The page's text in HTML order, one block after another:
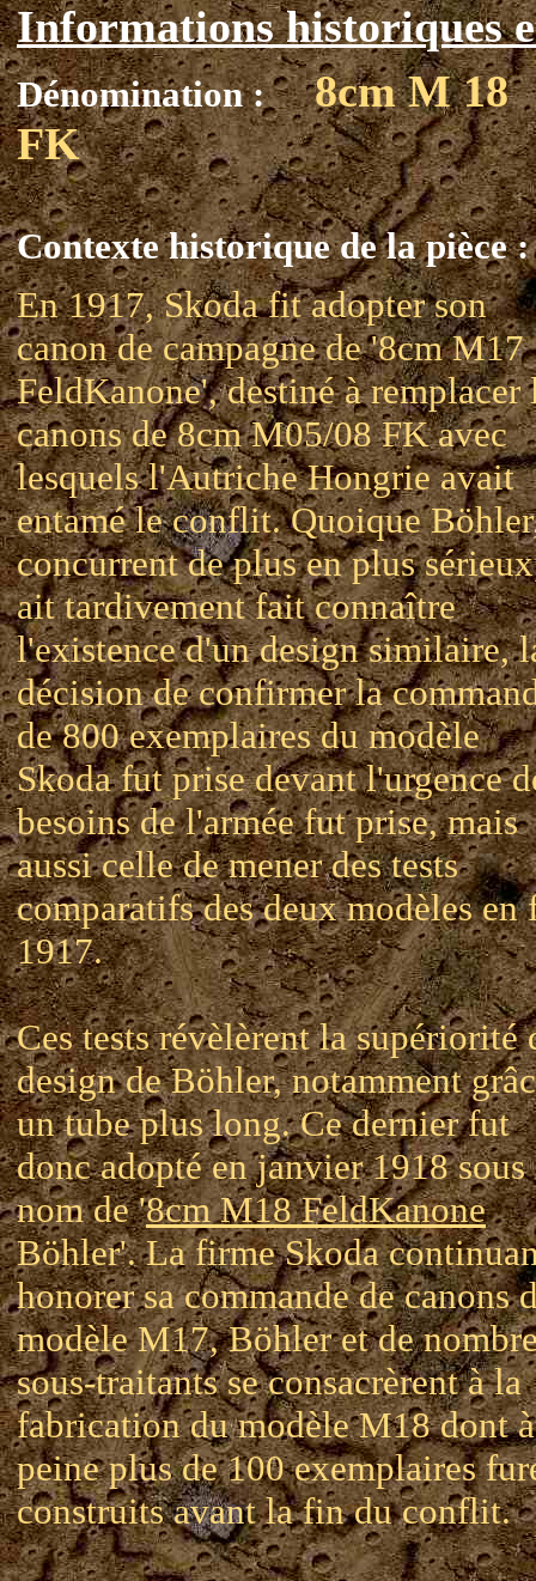
Informations historiques
Dénomination :
8cm M 18
FK
Contexte historique de la pièce :
En 1917, Skoda fit adopter son
canon de campagne de '8cm M17
FeldKanone', destiné à remplacer
canons de 8cm M05/08 FK avec
lesquels l'Autriche Hongrie avait
entamé le conflit. Quoique
concurrent de plus en plus
ait tardivement fait connaître
l'existence d'un design similaire,
décision de confirmer la
de 800 exemplaires du modèle
Skoda fut prise devant l'urgence
besoins de l'armée fut prise, mais
aussi celle de mener des tests
comparatifs des deux modèles en
1917.
Ces tests révèlèrent la supériorité
design de Böhler, notamment
un tube plus long. Ce dernier fut
donc adopté en janvier 1918 sous
nom de '8cm M18 FeldKanone
Böhler'. La firme Skoda
honorer sa commande de canons
modèle M17, Böhler et de
sous-traitants se consacrèrent à la
fabrication du modèle M18 dont à
peine plus de 100 exemplaires
construits avant la fin du conflit.